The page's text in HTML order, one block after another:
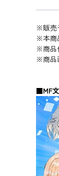
※販売
※本商
※商品
※商品
■MF